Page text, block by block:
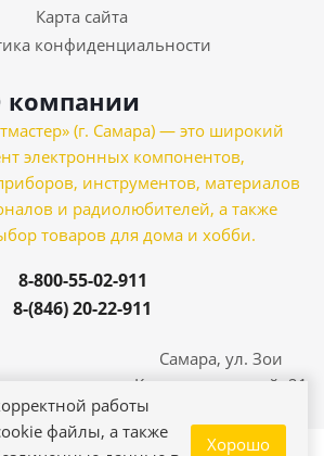
Карта сайта
конфиденциальности
компании
(г. Самара) — это широкий
электронных компонентов,
инструментов, материалов
и радиолюбителей, а также
товаров для дома и хобби.
8-800-55-02-911
8-(846) 20-22-911
Самара, ул. Зои
Космодемьянской, 21
работы
файлы, а также
Хорошо